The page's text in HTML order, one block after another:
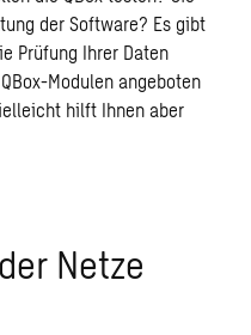
der Software? Es gibt
Prüfung Ihrer Daten
Modulen angeboten
hilft Ihnen aber
Netze